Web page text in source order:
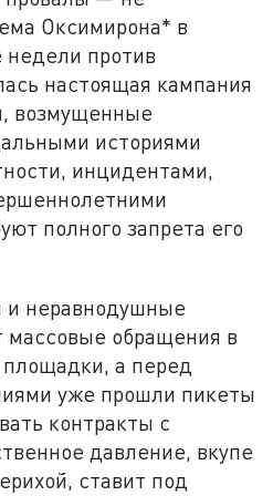
Оксимирона* в
против
настоящая кампания
возмущенные
историями
инцидентами,
полного запрета его
и неравнодушные
массовые обращения в
а перед
уже прошли пикеты
контракты с
давление, вкупе
ставит под